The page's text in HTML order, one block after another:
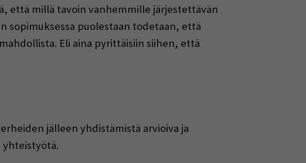
että millä tavoin vanhemmille järjestettävän
sopimuksessa puolestaan todetaan, että
Eli aina pyrittäisiin siihen, että
jälleen yhdistämistä arvioiva ja
yhteistyötä.